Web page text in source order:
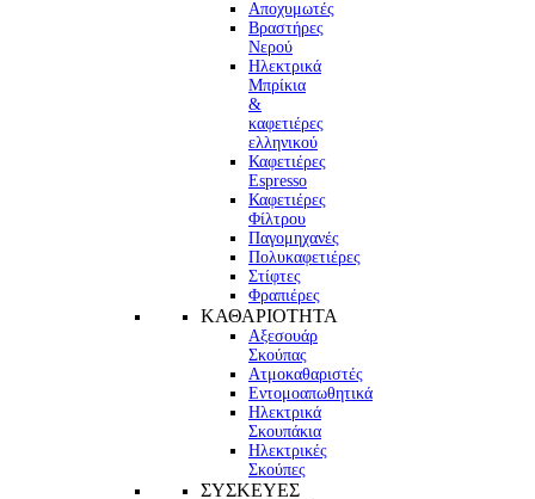
Αποχυμωτές
Βραστήρες
Νερού
Ηλεκτρικά
Μπρίκια
&
καφετιέρες
ελληνικού
Καφετιέρες
Espresso
Καφετιέρες
Φίλτρου
Παγομηχανές
Πολυκαφετιέρες
Στίφτες
Φραπιέρες
ΚΑΘΑΡΙΟΤΗΤΑ
Αξεσουάρ
Σκούπας
Ατμοκαθαριστές
Εντομοαπωθητικά
Ηλεκτρικά
Σκουπάκια
Ηλεκτρικές
Σκούπες
ΣΥΣΚΕΥΕΣ